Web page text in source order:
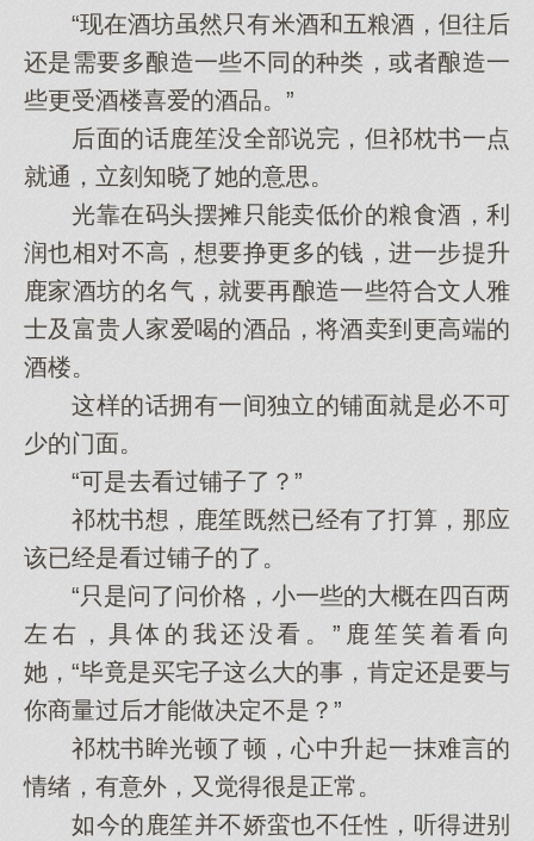
“现在酒坊虽然只有米酒和五粮酒，但往后
还是需要多酿造一些不同的种类，或者酿造一
些更受酒楼喜爱的酒品。”
后面的话鹿笙没全部说完，但祁枕书一点
就通，立刻知晓了她的意思。
光靠在码头摆摊只能卖低价的粮食酒，利
润也相对不高，想要挣更多的钱，进一步提升
鹿家酒坊的名气，就要再酿造一些符合文人雅
士及富贵人家爱喝的酒品，将酒卖到更高端的
酒楼。
这样的话拥有一间独立的铺面就是必不可
少的门面。
“可是去看过铺子了？”
祁枕书想，鹿笙既然已经有了打算，那应
该已经是看过铺子的了。
“只是问了问价格，小一些的大概在四百两
左右，具体的我还没看。”鹿笙笑着看向
她，“毕竟是买宅子这么大的事，肯定还是要与
你商量过后才能做决定不是？”
祁枕书眸光顿了顿，心中升起一抹难言的
情绪，有意外，又觉得很是正常。
如今的鹿笙并不娇蛮也不任性，听得进别